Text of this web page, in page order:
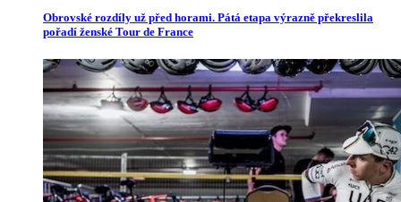
Obrovské rozdíly už před horami. Pátá etapa výrazně překreslila
pořadí ženské Tour de France